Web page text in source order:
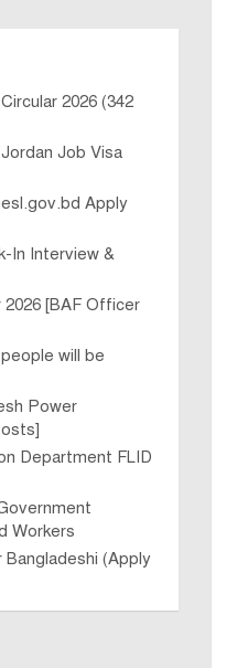
2026 (342
Job Visa
Apply
In Interview &
2026 [BAF Officer
will be
Power
Department FLID
Workers
(Apply